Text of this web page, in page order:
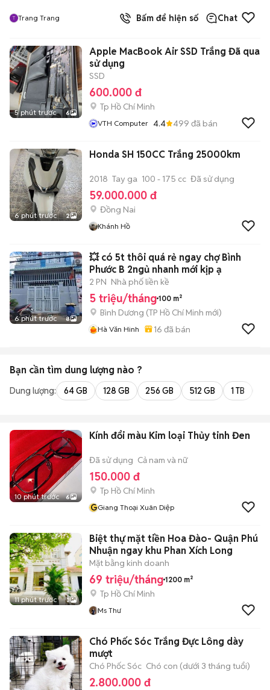
Trang Trang Bấm để hiện số Chat
5 phút trước 6
Apple MacBook Air SSD Trắng Đã qua
sử dụng
SSD
600.000 đ
Tp Hồ Chí Minh
VTH Computer 4.4 499 đã bán
6 phút trước 2
Honda SH 150CC Trắng 25000km
2018 Tay ga 100 - 175 cc Đã sử dụng
59.000.000 đ
Đồng Nai
Khánh Hồ
6 phút trước 8
💥 có 5t thôi quá rẻ ngay chợ Bình
Phước B 2ngủ nhanh mới kịp ạ
2 PN Nhà phố liền kề
5 triệu/tháng 100 m²
Bình Dương (TP Hồ Chí Minh mới)
Hà Văn Hinh 16 đã bán
Bạn cần tìm dung lượng nào ?
Dung lượng: 64 GB 128 GB 256 GB 512 GB 1 TB
10 phút trước 6
Kính đổi màu Kim loại Thủy tinh Đen
Đã sử dụng Cả nam và nữ
150.000 đ
Tp Hồ Chí Minh
GGiang Thoại Xuân Diệp
11 phút trước 3
Biệt thự mặt tiền Hoa Đào- Quận Phú
Nhuận ngay khu Phan Xích Long
Mặt bằng kinh doanh
69 triệu/tháng 1200 m²
Tp Hồ Chí Minh
Ms Thư
Chó Phốc Sóc Trắng Đực Lông dày
mượt
Chó Phốc Sóc Chó con (dưới 3 tháng tuổi)
2.800.000 đ